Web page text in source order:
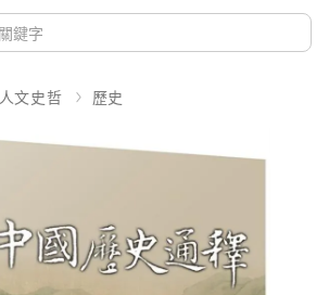
人文史哲 歷史